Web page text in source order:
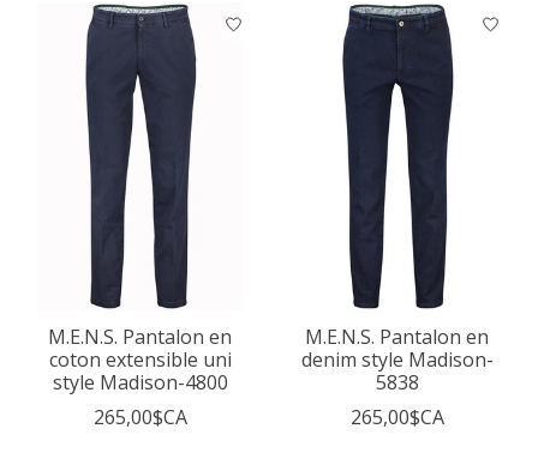
M.E.N.S. Pantalon en
coton extensible uni
style Madison-4800
265,00$CA
M.E.N.S. Pantalon en
denim style Madison-
5838
265,00$CA